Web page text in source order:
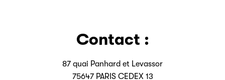
Contact :
87 quai Panhard et Levassor
75647 PARIS CEDEX 13